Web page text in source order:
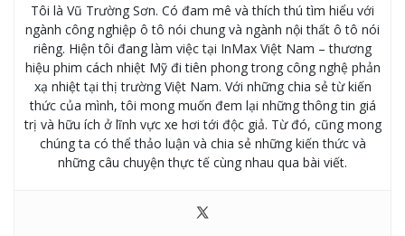
Tôi là Vũ Trường Sơn. Có đam mê và thích thú tìm hiểu với
ngành công nghiệp ô tô nói chung và ngành nội thất ô tô nói
riêng. Hiện tôi đang làm việc tại InMax Việt Nam – thương
hiệu phim cách nhiệt Mỹ đi tiên phong trong công nghệ phản
xạ nhiệt tại thị trường Việt Nam. Với những chia sẻ từ kiến
thức của mình, tôi mong muốn đem lại những thông tin giá
trị và hữu ích ở lĩnh vực xe hơi tới độc giả. Từ đó, cũng mong
chúng ta có thể thảo luận và chia sẻ những kiến thức và
những câu chuyện thực tế cùng nhau qua bài viết.